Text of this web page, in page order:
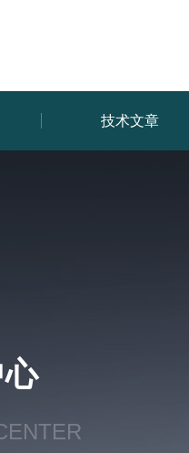
技术文章